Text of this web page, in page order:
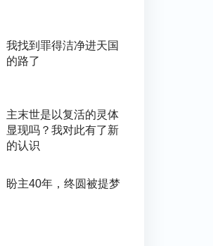
我找到罪得洁净进天国
的路了
主末世是以复活的灵体
显现吗？我对此有了新
的认识
盼主40年，终圆被提梦